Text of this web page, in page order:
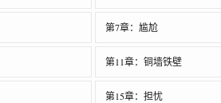
第7章：尴尬
第11章：铜墙铁壁
第15章：担忧